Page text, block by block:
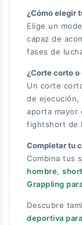
¿Cómo elegir
Elige un
capaz de
fases de
¿Corte corto
Un corte
de ejecución,
aporta mayor
fightshort de
Completar tu
Combina tus
hombre,
Grappling
Descubre
deportiva